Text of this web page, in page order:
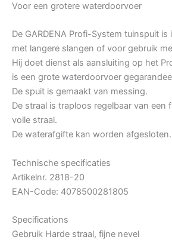
Voor een grotere waterdoorvoer
De GARDENA Profi-System tuinspuit is
met langere slangen of voor gebruik
Hij doet dienst als aansluiting op het
is een grote waterdoorvoer
De spuit is gemaakt van messing.
De straal is traploos regelbaar van een
volle straal.
De waterafgifte kan worden afgesloten.
Technische specificaties
Artikelnr. 2818-20
EAN-Code: 4078500281805
Specifications
Gebruik Harde straal, fijne nevel